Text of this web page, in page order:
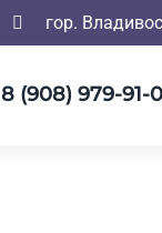
гор.
8 (908) 979-91-